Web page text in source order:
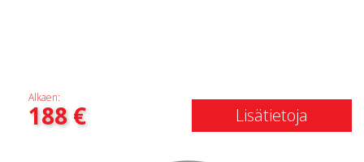
Alkaen:
188€ Lisätietoja